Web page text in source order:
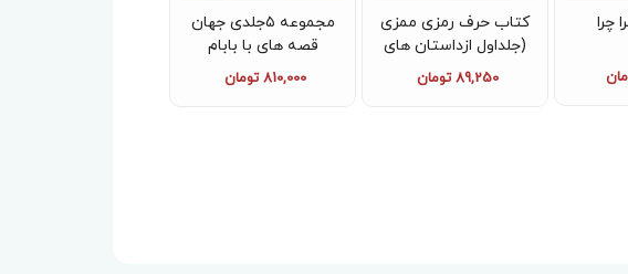
چرا
کتاب حرف رمزی ممزی
(جلداول ازداستان‌ های
سرزمین دوستی
89,250 تومان
مجموعه ۵جلدی جهان
قصه های با بابام
810,000 تومان